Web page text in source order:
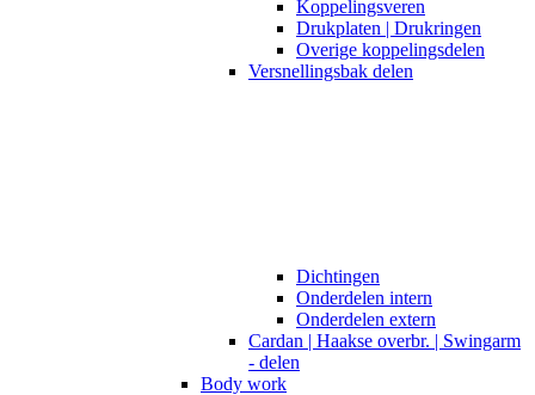
Koppelingsveren
Drukplaten | Drukringen
Overige koppelingsdelen
Versnellingsbak delen
Dichtingen
Onderdelen intern
Onderdelen extern
Cardan | Haakse overbr. | Swingarm
- delen
Body work